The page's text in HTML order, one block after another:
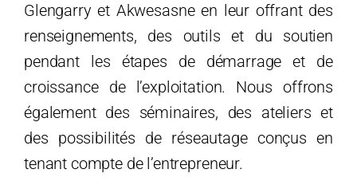
Glengarry et Akwesasneen leur offrant des
renseignements, des outils et du soutien
pendant les étapes de démarrage et de
croissance de l’exploitation. Nous offrons
également des séminaires, des ateliers et
des possibilités de réseautage conçus en
tenant compte de l’entrepreneur.